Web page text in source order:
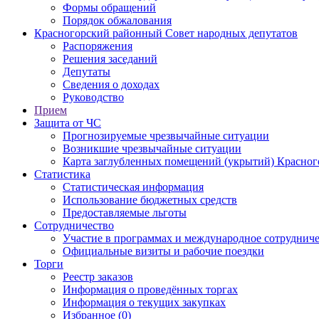
Формы обращений
Порядок обжалования
Красногорский районный Совет народных депутатов
Распоряжения
Решения заседаний
Депутаты
Сведения о доходах
Руководство
Прием
Защита от ЧС
Прогнозируемые чрезвычайные ситуации
Возникшие чрезвычайные ситуации
Карта заглубленных помещений (укрытий)
Статистика
Статистическая информация
Использование бюджетных средств
Предоставляемые льготы
Сотрудничество
Участие в программах и международное
Официальные визиты и рабочие поездки
Торги
Реестр заказов
Информация о проведённых торгах
Информация о текущих закупках
Избранное (0)